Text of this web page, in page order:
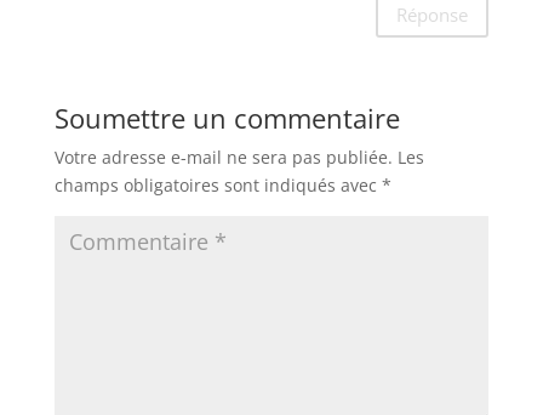
Réponse
Soumettre un commentaire
Votre adresse e-mail ne sera pas publiée. Les
champs obligatoires sont indiqués avec *